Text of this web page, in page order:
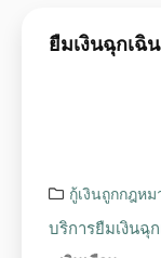
ยืมเงินฉุกเฉิ
กู้เงินถูกกฎหม
บริการยืมเงินฉุ